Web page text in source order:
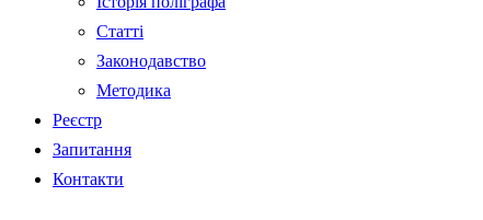
Статті
Законодавство
Методика
Реєстр
Запитання
Контакти